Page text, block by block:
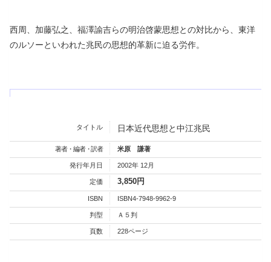
西周、加藤弘之、福澤諭吉らの明治啓蒙思想との対比から、東洋
のルソーといわれた兆民の思想的革新に迫る労作。
日本近代思想と中江兆民
タイトル
著者・編者・訳者 米原 謙著
発行年月日 2002年 12月
定価 3,850円
ISBN ISBN4-7948-9962-9
判型 Ａ５判
頁数 228ページ